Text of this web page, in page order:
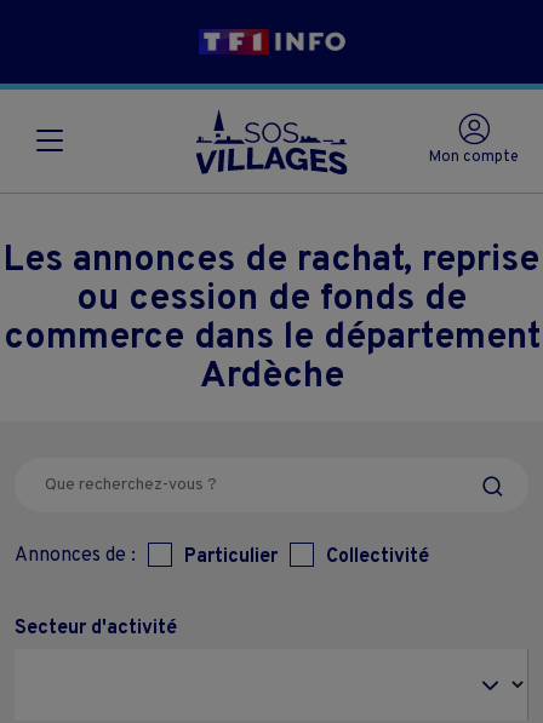
Mon compte
Les annonces de rachat, reprise
ou cession de fonds de
commerce dans le département
Ardèche
Annonces de : Particulier Collectivité
Secteur d'activité